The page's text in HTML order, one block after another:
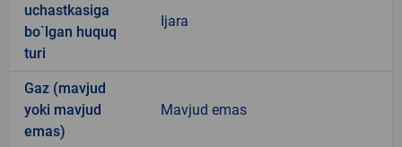
uchastkasiga
bo`lgan huquq
turi
Ijara
Gaz (mavjud
yoki mavjud
emas)
Mavjud emas